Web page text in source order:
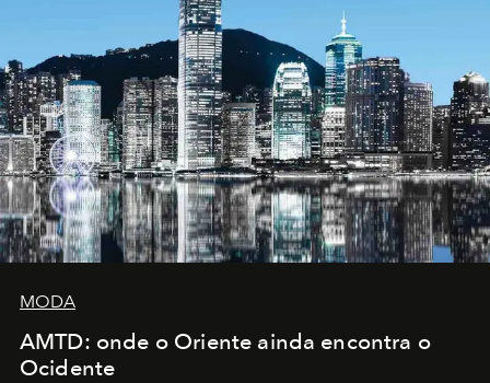
MODA
AMTD: onde o Oriente ainda encontra o
Ocidente